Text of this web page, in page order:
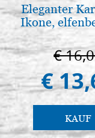
Eleganter
Ikone,
€
€
KAUF